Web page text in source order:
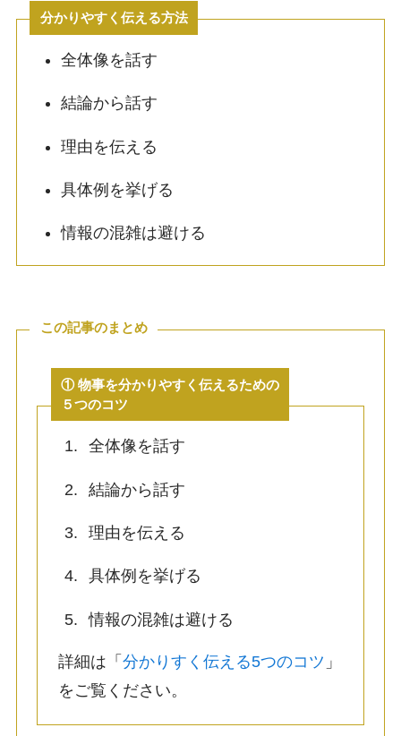
分かりやすく伝える方法
全体像を話す
結論から話す
理由を伝える
具体例を挙げる
情報の混雑は避ける
この記事のまとめ
① 物事を分かりやすく伝えるための
５つのコツ
全体像を話す
結論から話す
理由を伝える
具体例を挙げる
情報の混雑は避ける
詳細は「 分かりすく伝える5つのコツ 」
をご覧ください。